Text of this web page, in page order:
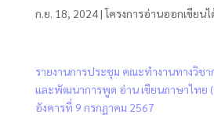
ก.ย. 18, 2024|โครงการอ่านออกเขียนไ
รายงานการประชุม คณะทำงานทางวิชาก
และพัฒนาการพูด อ่าน เขียนภาษาไทย
อังคารที่ 9 กรกฏาคม 2567